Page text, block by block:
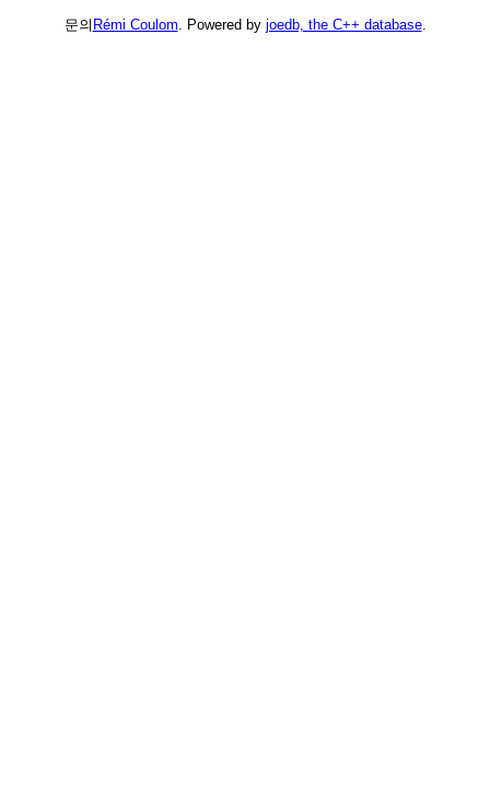
문의 Rémi Coulom . Powered by joedb, the C++ database.